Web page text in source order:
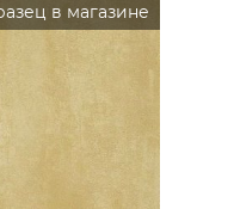
в магазине